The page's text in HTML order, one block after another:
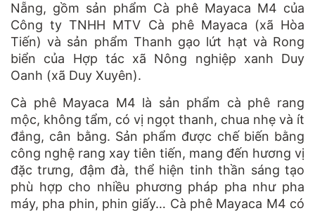
Nẵng, gồm sản phẩm Cà phê Mayaca M4 của
Công ty TNHH MTV Cà phê Mayaca (xã Hòa
Tiến) và sản phẩm Thanh gạo lứt hạt và Rong
biển của Hợp tác xã Nông nghiệp xanh Duy
Oanh (xã Duy Xuyên).
Cà phê Mayaca M4 là sản phẩm cà phê rang
mộc, không tẩm, có vị ngọt thanh, chua nhẹ và ít
đắng, cân bằng. Sản phẩm được chế biến bằng
công nghệ rang xay tiên tiến, mang đến hương vị
đặc trưng, đậm đà, thể hiện tinh thần sáng tạo
phù hợp cho nhiều phương pháp pha như pha
máy, pha phin, phin giấy… Cà phê Mayaca M4 có